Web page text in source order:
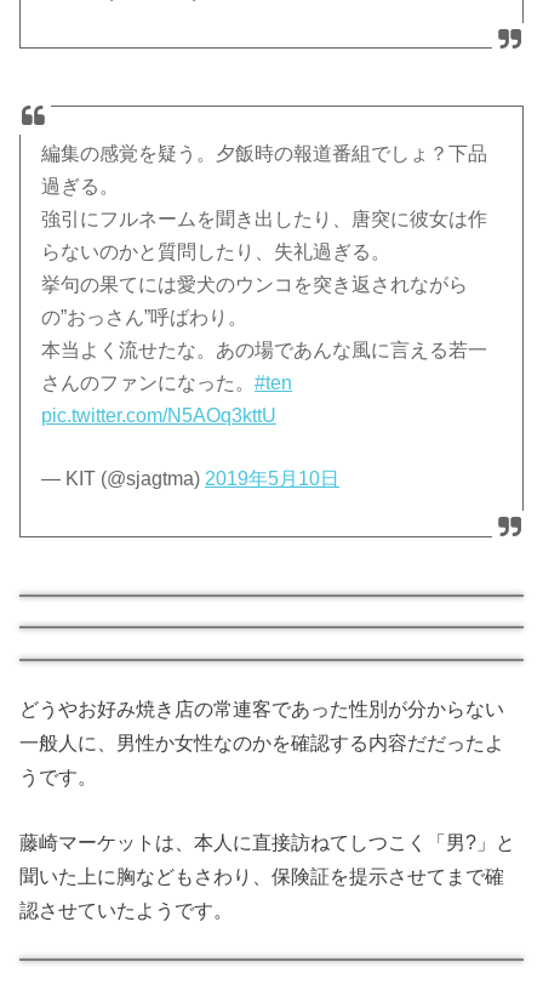
編集の感覚を疑う。夕飯時の報道番組でしょ？下品
過ぎる。
強引にフルネームを聞き出したり、唐突に彼女は作
らないのかと質問したり、失礼過ぎる。
挙句の果てには愛犬のウンコを突き返されながら
の”おっさん”呼ばわり。
本当よく流せたな。あの場であんな風に言える若一
さんのファンになった。#ten
pic.twitter.com/N5AOq3kttU
— KIT (@sjagtma) 2019年5月10日
どうやお好み焼き店の常連客であった性別が分からない
一般人に、男性か女性なのかを確認する内容だだったよ
うです。
藤崎マーケットは、本人に直接訪ねてしつこく「男?」と
聞いた上に胸などもさわり、保険証を提示させてまで確
認させていたようです。